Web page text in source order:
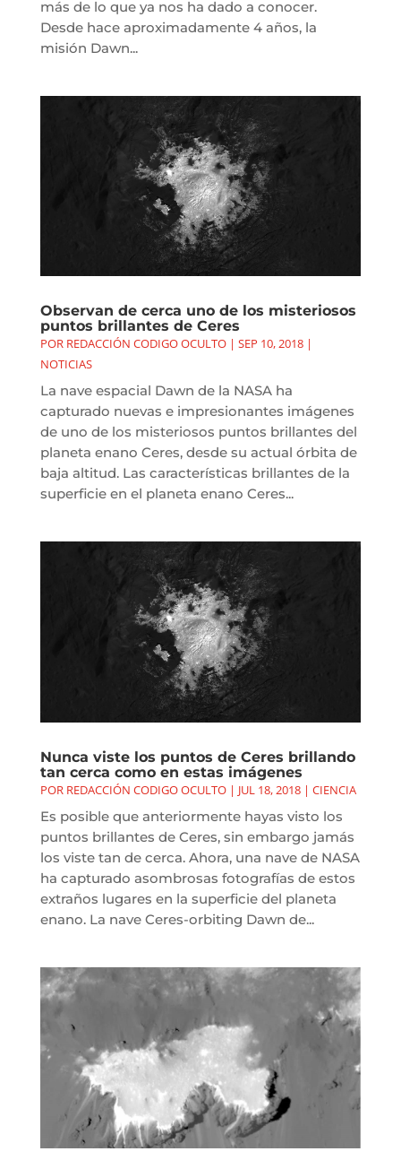
más de lo que ya nos ha dado a conocer.
Desde hace aproximadamente 4 años, la
misión Dawn...
Observan de cerca uno de los misteriosos
puntos brillantes de Ceres
POR REDACCIÓN CODIGO OCULTO| SEP 10, 2018|
NOTICIAS
La nave espacial Dawn de la NASA ha
capturado nuevas e impresionantes imágenes
de uno de los misteriosos puntos brillantes del
planeta enano Ceres, desde su actual órbita de
baja altitud. Las características brillantes de la
superficie en el planeta enano Ceres...
Nunca viste los puntos de Ceres brillando
tan cerca como en estas imágenes
POR REDACCIÓN CODIGO OCULTO| JUL 18, 2018| CIENCIA
Es posible que anteriormente hayas visto los
puntos brillantes de Ceres, sin embargo jamás
los viste tan de cerca. Ahora, una nave de NASA
ha capturado asombrosas fotografías de estos
extraños lugares en la superficie del planeta
enano. La nave Ceres-orbiting Dawn de...